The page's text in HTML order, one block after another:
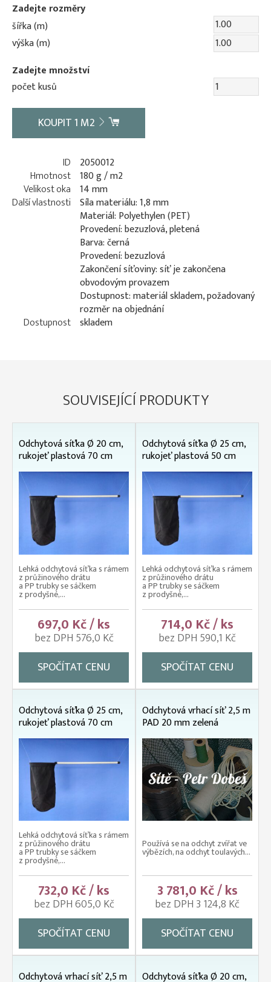
Zadejte rozměry
šířka (m)
výška (m)
Zadejte množství
počet kusů
KOUPIT1 M2
ID
2050012
Hmotnost 180 g / m2
Velikost oka 14 mm
Další vlastnosti Síla materiálu: 1,8 mm
Materiál: Polyethylen (PET)
Provedení: bezuzlová, pletená
Barva: černá
Provedení: bezuzlová
Zakončení síťoviny: síť je zakončena
obvodovým provazem
Dostupnost: materiál skladem, požadovaný
rozměr na objednání
Dostupnost skladem
SOUVISEJÍCÍ PRODUKTY
Odchytová síťka Ø 20 cm,
rukojeť plastová 70 cm
Lehká odchytová síťka s rámem
z průžinového drátu
a PP trubky se sáčkem
z prodyšné,...
697,0 Kč / ks
bez DPH 576,0 Kč
SPOČÍTAT CENU
Odchytová síťka Ø 25 cm,
rukojeť plastová 50 cm
Lehká odchytová síťka s rámem
z průžinového drátu
a PP trubky se sáčkem
z prodyšné,...
714,0 Kč / ks
bez DPH 590,1 Kč
SPOČÍTAT CENU
Odchytová síťka Ø 25 cm,
rukojeť plastová 70 cm
Lehká odchytová síťka s rámem
z průžinového drátu
a PP trubky se sáčkem
z prodyšné,...
732,0 Kč / ks
bez DPH 605,0 Kč
SPOČÍTAT CENU
Odchytová vrhací síť 2,5 m
PAD 20 mm zelená
Používá se na odchyt zvířat ve
výbězích, na odchyt toulavých...
3 781,0 Kč / ks
bez DPH 3 124,8 Kč
SPOČÍTAT CENU
Odchytová vrhací síť 2,5 m Odchytová síťka Ø 20 cm,